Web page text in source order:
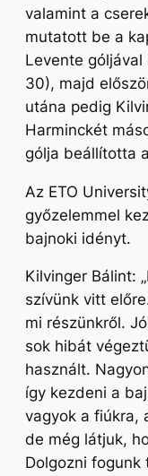
valamint a
mutatott be a
Levente
30), majd
utána pedig
Harminckét
gólja beállította
Az ETO
győzelemmel
bajnoki idényt.
Kilvinger Bálint:
szívünk vitt
mi részünkről.
sok hibát
használt.
így kezdeni a
vagyok a fiúkra,
de még látjuk,
Dolgozni fogunk